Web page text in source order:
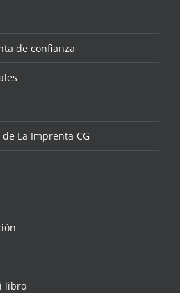
de confianza
La Imprenta CG
libro